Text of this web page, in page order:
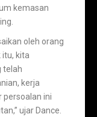
kemasan
oleh orang
kita
telah
kerja
persoalan ini
ujar Dance.